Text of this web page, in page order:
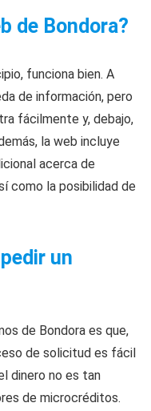
de Bondora?
funciona bien. A
de información, pero
fácilmente y, debajo,
la web incluye
acerca de
como la posibilidad de
un
de Bondora es que,
de solicitud es fácil
dinero no es tan
de microcréditos.